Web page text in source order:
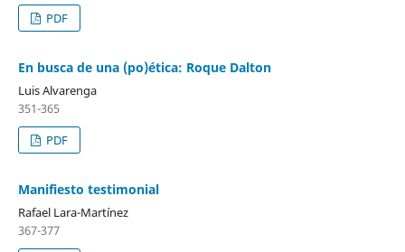
PDF
En busca de una (po)ética: Roque Dalton
Luis Alvarenga
351-365
PDF
Manifiesto testimonial
Rafael Lara-Martínez
367-377